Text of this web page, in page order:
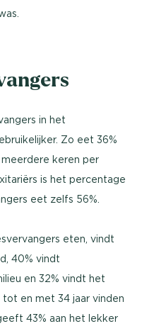
in het
Zo eet 36%
keren per
is het percentage
eet zelfs 56%.
eten, vindt
40% vindt
en 32% vindt het
tot en met 34 jaar vinden
43% aan het lekker